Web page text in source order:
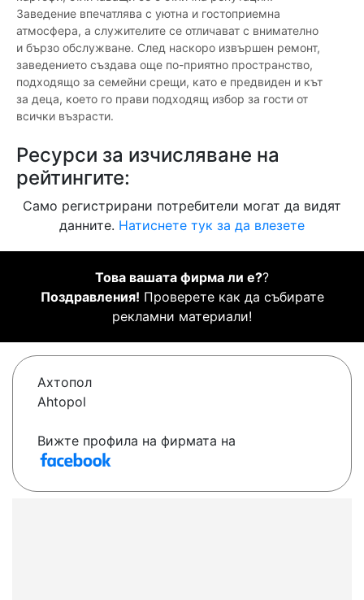
Заведение впечатлява с уютна и гостоприемна
атмосфера, а служителите се отличават с внимателно
и бързо обслужване. След наскоро извършен ремонт,
заведението създава още по-приятно пространство,
подходящо за семейни срещи, като е предвиден и кът
за деца, което го прави подходящ избор за гости от
всички възрасти.
Ресурси за изчисляване на
рейтингите:
Само регистрирани потребители могат да видят
данните. Натиснете тук за да влезете
Това вашата фирма ли е??
Поздравления! Проверете как да събирате
рекламни материали!
Ахтопол
Ahtopol
Вижте профила на фирмата на